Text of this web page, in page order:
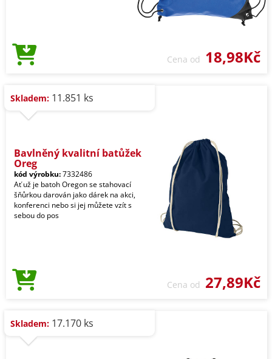
Cena od 18,98Kč
Skladem: 11.851 ks
Bavlněný kvalitní batůžek
Oreg
kód výrobku:7332486
Ať už je batoh Oregon se stahovací
šňůrkou darován jako dárek na akci,
konferenci nebo si jej můžete vzít s
sebou do pos
Cena od 27,89Kč
Skladem: 17.170 ks